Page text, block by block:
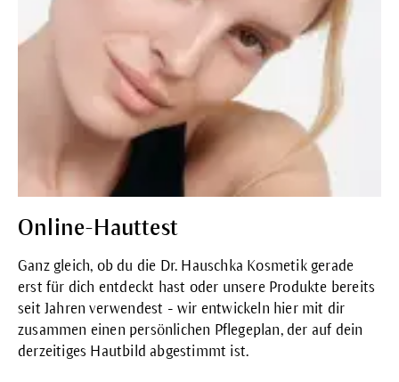
Online-Hauttest
Ganz gleich, ob du die Dr. Hauschka Kosmetik gerade
erst für dich entdeckt hast oder unsere Produkte bereits
seit Jahren verwendest - wir entwickeln hier mit dir
zusammen einen persönlichen Pflegeplan, der auf dein
derzeitiges Hautbild abgestimmt ist.